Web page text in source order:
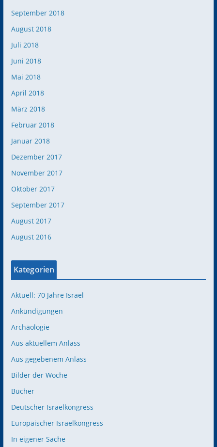
September 2018
August 2018
Juli 2018
Juni 2018
Mai 2018
April 2018
März 2018
Februar 2018
Januar 2018
Dezember 2017
November 2017
Oktober 2017
September 2017
August 2017
August 2016
Kategorien
Aktuell: 70 Jahre Israel
Ankündigungen
Archäologie
Aus aktuellem Anlass
Aus gegebenem Anlass
Bilder der Woche
Bücher
Deutscher Israelkongress
Europäischer Israelkongress
In eigener Sache